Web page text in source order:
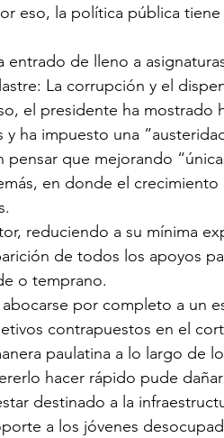
eso, la política pública
de lleno a
La corrupción y el
el presidente ha mostrado
ha impuesto una
que mejorando
en donde el
reduciendo a su mínima
de todos los apoyos
o temprano.
por completo a un
contrapuestos en el
paulatina a lo largo de
hacer rápido pude
destinado a la
a los jóvenes